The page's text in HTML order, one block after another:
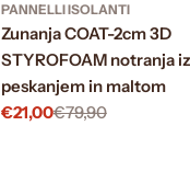
PANNELLI ISOLANTI
Zunanja COAT-2cm 3D
STYROFOAM notranja
peskanjem in maltom
Prezzo
€21,00
Prezzo€79,90